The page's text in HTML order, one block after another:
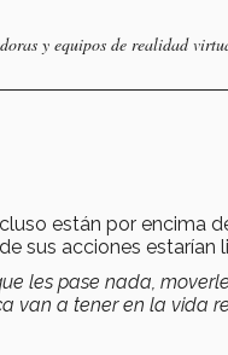
y equipos de realidad
están por encima
sus acciones estarían
les pase nada,
van a tener en la vida